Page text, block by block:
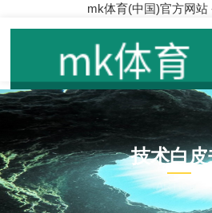
mk体育(中国)官方网站
技术白皮
ARTICLE